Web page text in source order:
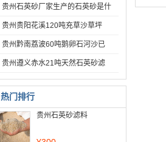
贵州石英砂厂家生产的石英砂是什
贵州贵阳花溪120吨充草沙草坪
贵州黔南荔波60吨鹅卵石河沙已
贵州遵义赤水21吨天然石英砂滤
热门排行
贵州石英砂滤料